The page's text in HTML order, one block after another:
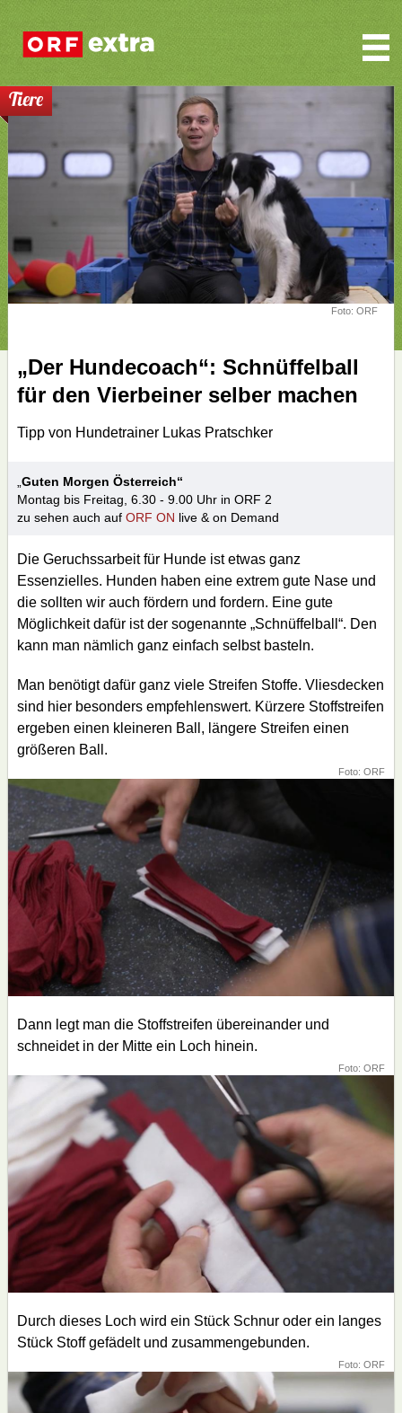
Foto: ORF
Tiere
„Der Hundecoach“: Schnüffelball
für den Vierbeiner selber machen
Tipp von Hundetrainer Lukas Pratschker
Guten Morgen Österreich“
Montag bis Freitag, 6.30 - 9.00 Uhr in ORF 2
zu sehen auch auf ORF ON live & on Demand
Die Geruchssarbeit für Hunde ist etwas ganz
Essenzielles. Hunden haben eine extrem gute Nase und
die sollten wir auch fördern und fordern. Eine gute
Möglichkeit dafür ist der sogenannte „Schnüffelball“. Den
kann man nämlich ganz einfach selbst basteln.
Man benötigt dafür ganz viele Streifen Stoffe. Vliesdecken
sind hier besonders empfehlenswert. Kürzere Stoffstreifen
ergeben einen kleineren Ball, längere Streifen einen
größeren Ball.
Foto: ORF
Dann legt man die Stoffstreifen übereinander und
schneidet in der Mitte ein Loch hinein.
Foto: ORF
Durch dieses Loch wird ein Stück Schnur oder ein langes
Stück Stoff gefädelt und zusammengebunden.
Foto: ORF